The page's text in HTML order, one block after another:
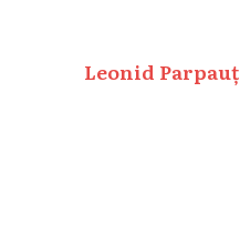
Leonid Parpauț